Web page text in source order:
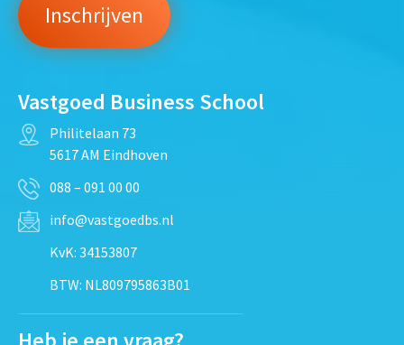
Vastgoed Business School
Philitelaan 73
5617 AM Eindhoven
088 – 091 00 00
info@vastgoedbs.nl
KvK: 34153807
BTW: NL809795863B01